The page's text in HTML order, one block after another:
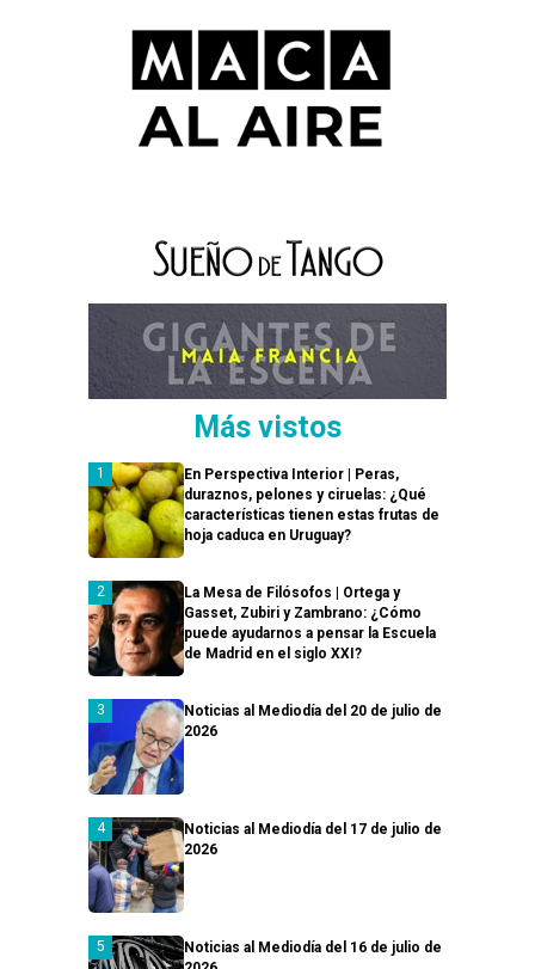
Más vistos
En Perspectiva Interior | Peras,
duraznos, pelones y ciruelas: ¿Qué
características tienen estas frutas de
hoja caduca en Uruguay?
La Mesa de Filósofos | Ortega y
Gasset, Zubiri y Zambrano: ¿Cómo
puede ayudarnos a pensar la Escuela
de Madrid en el siglo XXI?
Noticias al Mediodía del 20 de julio de
2026
Noticias al Mediodía del 17 de julio de
2026
Noticias al Mediodía del 16 de julio de